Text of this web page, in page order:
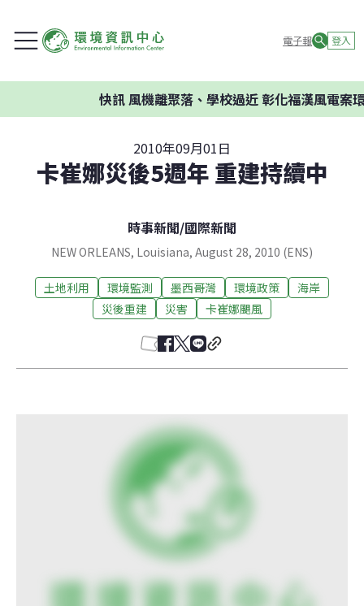
電子報 登入
快訊風機離聚落、學校過近 彰化福漢風電案環委
2010年09月01日
卡崔娜災後5週年 重建持續中
時事新聞/國際新聞
NEW ORLEANS, Louisiana, August 28, 2010 (ENS)
土地利用 環境監測 墨西哥灣 環境政策
海岸
災後重建
災害 卡崔娜颶風